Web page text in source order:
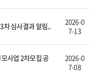
차 심사결과 알림..
2026-0
7-13
사업 2차모집 공
2026-0
7-08